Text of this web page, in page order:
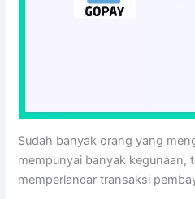
Sudah banyak orang yang
mempunyai banyak kegunaan,
memperlancar transaksi